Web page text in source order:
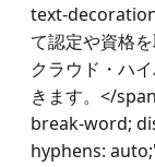
text-
て認定や資格
クラウド・ハ
きます。</
break-word;
hyphens: